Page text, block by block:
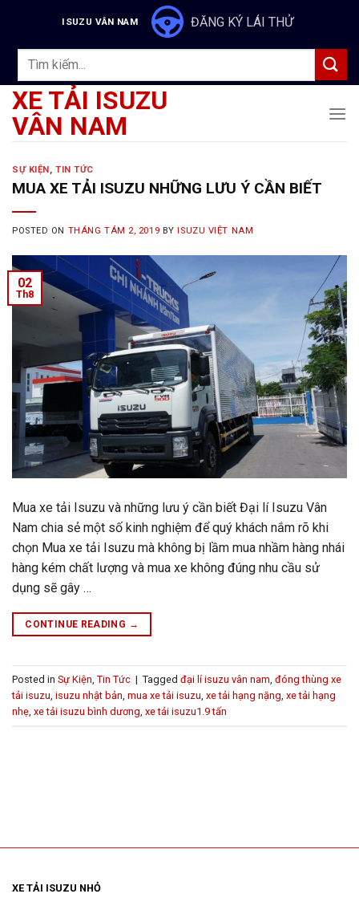
content
ISUZU VÂN NAM ĐĂNG KÝ LÁI THỬ
Tìm
XE TẢI ISUZU
VÂN NAM
SỰ KIỆN,TIN TỨC
MUA XE TẢI ISUZU NHỮNG LƯU Ý CẦN BIẾT
POSTED ON THÁNG TÁM 2, 2019 BYISUZU VIỆT NAM
02
Th8
Mua xe tải Isuzu và những lưu ý cần biết Đại lí Isuzu Vân
Nam chia sẻ một số kinh nghiệm để quý khách nắm rõ khi
chọn Mua xe tải Isuzu mà không bị lầm mua nhầm hàng nhái
hàng kém chất lượng và mua xe không đúng nhu cầu sử
dụng sẽ gây …
CONTINUE READING →
Posted in Sự Kiện Tin Tức | Tagged đại lí isuzu vân nam đóng thùng xe
tải isuzu isuzu nhật bản mua xe tải isuzu xe tải hạng nặng xe tải hạng
nhẹ xe tải isuzu bình dương xe tải isuzu1.9 tấn
XE TẢI ISUZU NHỎ